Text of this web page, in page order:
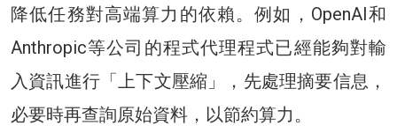
降低任務對高端算力的依賴。例如，OpenAI和
Anthropic等公司的程式代理程式已經能夠對輸
入資訊進行「上下文壓縮」，先處理摘要信息，
必要時再查詢原始資料，以節約算力。